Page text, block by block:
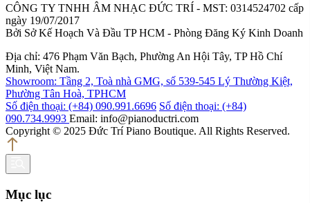
CÔNG TY TNHH ÂM NHẠC ĐỨC TRÍ - MST: 0314524702 cấp
ngày 19/07/2017
Bởi Sở Kế Hoạch Và Đầu TP HCM - Phòng Đăng Ký Kinh Doanh
Địa chỉ: 476 Phạm Văn Bạch, Phường An Hội Tây, TP Hồ Chí
Minh, Việt Nam.
Showroom: Tầng 2, Toà nhà GMG, số 539-545 Lý Thường Kiệt,
Phường Tân Hoà, TPHCM
Số điện thoại: (+84) 090.991.6696 Số điện thoại: (+84)
090.734.9993 Email: info@pianoductri.com
Copyright © 2025 Đức Trí Piano Boutique. All Rights Reserved.
Mục lục